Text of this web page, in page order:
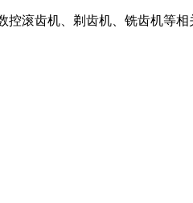
滚齿机、剃齿机、铣齿机等相